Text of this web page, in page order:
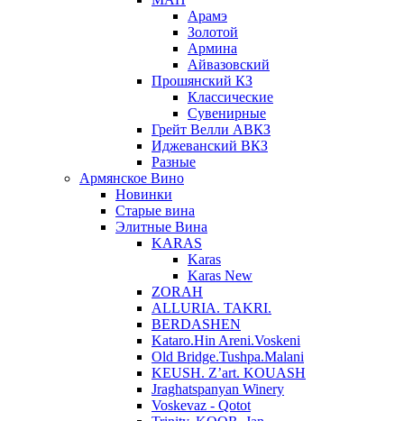
Арамэ
Золотой
Армина
Айвазовский
Прошянский КЗ
Классические
Сувенирные
Грейт Велли АВКЗ
Иджеванский ВКЗ
Разные
Армянское Вино
Новинки
Старые вина
Элитные Вина
KARAS
Karas
Karas New
ZORAH
ALLURIA. TAKRI.
BERDASHEN
Kataro.Hin Areni.Voskeni
Old Bridge.Tushpa.Malani
KEUSH. Z’art. KOUASH
Jraghatspanyan Winery
Voskevaz - Qotot